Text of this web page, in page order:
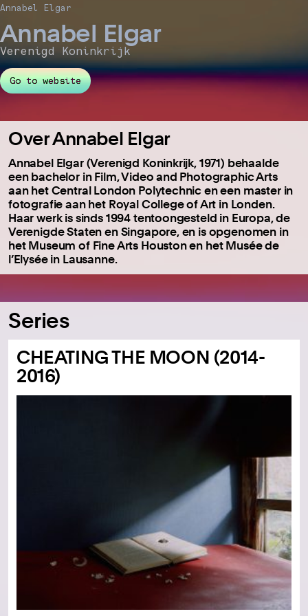
Annabel Elgar
Verenigd Koninkrijk
Go to website
Annabel Elgar
Over Annabel Elgar
Annabel Elgar (Verenigd Koninkrijk, 1971) behaalde
een bachelor in Film, Video and Photographic Arts
aan het Central London Polytechnic en een master in
fotografie aan het Royal College of Art in Londen.
Haar werk is sinds 1994 tentoongesteld in Europa, de
Verenigde Staten en Singapore, en is opgenomen in
het Museum of Fine Arts Houston en het Musée de
l’Elysée in Lausanne.
Series
CHEATING THE MOON (2014-
2016)